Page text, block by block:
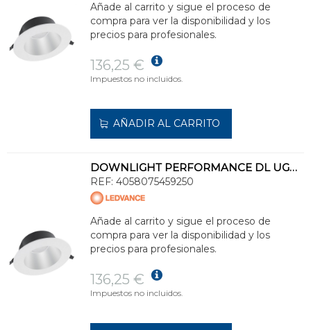
Añade al carrito y sigue el proceso de
compra para ver la disponibilidad y los
precios para profesionales.
136,25 €
Impuestos no incluidos.
AÑADIR AL CARRITO
DOWNLIGHT PERFORMANCE DL UGR19 DN195 PFM 21W/830 BLANCO IP54
REF: 4058075459250
Añade al carrito y sigue el proceso de
compra para ver la disponibilidad y los
precios para profesionales.
136,25 €
Impuestos no incluidos.